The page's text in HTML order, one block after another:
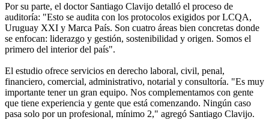
Por su parte, el doctor Santiago Clavijo detalló el proceso de
auditoría: "Esto se audita con los protocolos exigidos por LCQA,
Uruguay XXI y Marca País. Son cuatro áreas bien concretas donde
se enfocan: liderazgo y gestión, sostenibilidad y origen. Somos el
primero del interior del país".
El estudio ofrece servicios en derecho laboral, civil, penal,
financiero, comercial, administrativo, notarial y consultoría. "Es muy
importante tener un gran equipo. Nos complementamos con gente
que tiene experiencia y gente que está comenzando. Ningún caso
pasa solo por un profesional, mínimo 2," agregó Santiago Clavijo.